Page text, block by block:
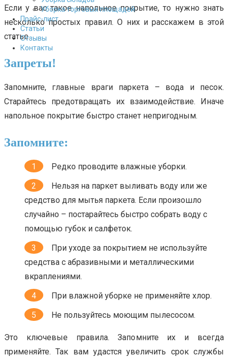
Уборка торговых площадей
Прайс-лист
Cтатьи
Отзывы
Контакты
Если у вас такое напольное покрытие, то нужно знать
несколько простых правил. О них и расскажем в этой
статье.
Запреты!
Запомните, главные враги паркета – вода и песок.
Старайтесь предотвращать их взаимодействие. Иначе
напольное покрытие быстро станет непригодным.
Запомните:
Редко проводите влажные уборки.
Нельзя на паркет выливать воду или же
средство для мытья паркета. Если произошло
случайно – постарайтесь быстро собрать воду с
помощью губок и салфеток.
При уходе за покрытием не используйте
средства с абразивными и металлическими
вкраплениями.
При влажной уборке не применяйте хлор.
Не пользуйтесь моющим пылесосом.
Это ключевые правила. Запомните их и всегда
применяйте. Так вам удастся увеличить срок службы